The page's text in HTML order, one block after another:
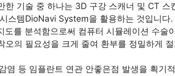
한 기술 중 하나는 3D 구강 스캐너 및 CT 스
스템DioNavi System을 활용하는 것입니다
도를 분석함으로써 컴퓨터 시뮬레이션 수술
오의 필요성을 크게 줄여 환부를 정밀하게
염 등 임플란트 연관 안좋은점 발생을 획기